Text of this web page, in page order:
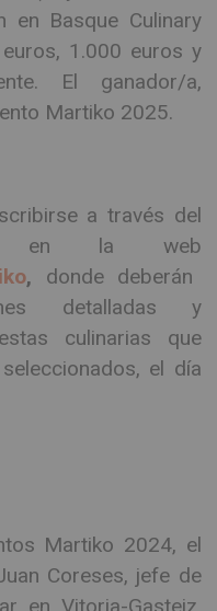
en Basque Culinary
1.000 euros y
El ganador/a,
Martiko 2025.
a través del
en la web
, donde deberán
detalladas y
culinarias que
el día
Martiko 2024, el
Coreses, jefe de
en Vitoria-Gasteiz,